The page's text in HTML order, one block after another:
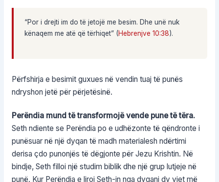
“Por i drejti im do të jetojë me besim. Dhe unë nuk
kënaqem me atë që tërhiqet” (Hebrenjve 10:38).
Përfshirja e besimit guxues në vendin tuaj të punës
ndryshon jetë për përjetësinë.
Perëndia mund të transformojë vende pune të tëra.
Seth ndiente se Perëndia po e udhëzonte të qëndronte i
punësuar në një dyqan të madh materialesh ndërtimi
derisa çdo punonjës të dëgjonte për Jezu Krishtin. Në
bindje, Seth filloi një studim biblik dhe një grup lutjeje në
punë. Kur Perëndia e liroi Seth-in nga dyqani dy vjet më